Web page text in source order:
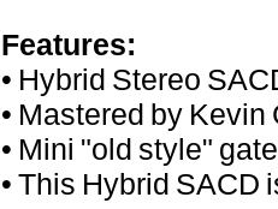
Features:
• Hybrid Stereo
• Mastered by
• Mini "old style"
• This Hybrid SACD